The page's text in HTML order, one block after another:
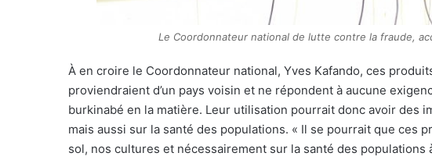
Le Coordonnateur national de lutte contre la fraude,
À en croire le Coordonnateur national, Yves Kafando, ces
proviendraient d’un pays voisin et ne répondent à aucune
burkinabé en la matière. Leur utilisation pourrait donc avoir des
mais aussi sur la santé des populations. « Il se pourrait que ces
sol, nos cultures et nécessairement sur la santé des